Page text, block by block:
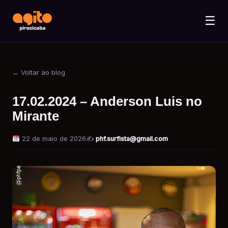
☰
← Voltar ao blog
17.02.2024 – Anderson Luis no
Mirante
22 de maio de 2026✍️ phf.surfista@gmail.com